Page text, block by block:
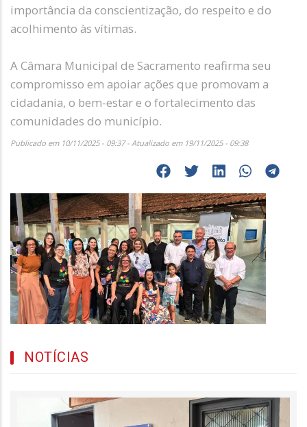
importância da conscientização, do respeito e do
acolhimento às vítimas.
A Câmara Municipal de Sacramento reafirma seu
compromisso em apoiar ações que promovam a
cidadania, o bem-estar e o fortalecimento das
comunidades do município.
Publicado em 10/11/2025 - 09:37 - Atualizado em 19/11/2025 - 09:38
NOTÍCIAS